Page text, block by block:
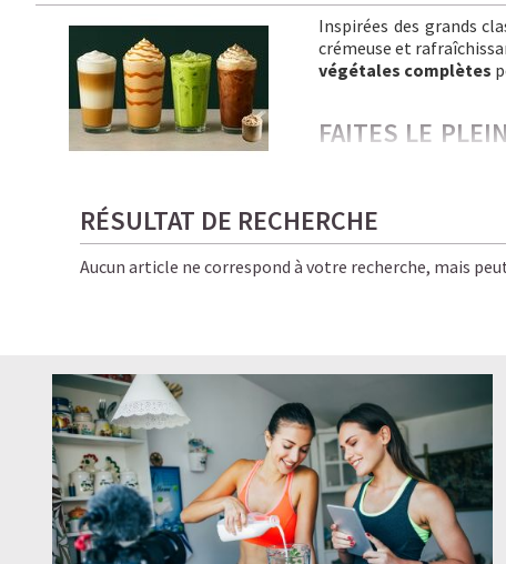
Inspirées des grands
crémeuse et
végétales complètes
FAITES LE
Froides, onctueuses,
amateurs de café… et de
Ici, chaque gorgée allie
LE PLAISIR
☕ LATTE MACCHIATO
RÉSULTAT DE RECHERCHE
Aucun article ne correspond à votre recherche, mais